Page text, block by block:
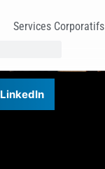
Services Corporatifs
LinkedIn